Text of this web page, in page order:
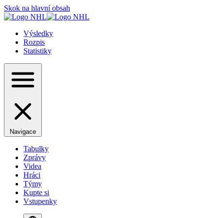
Skok na hlavní obsah
Výsledky
Rozpis
Statistiky
Navigace
Tabulky
Zprávy
Videa
Hráci
Týmy
Kupte si
Vstupenky